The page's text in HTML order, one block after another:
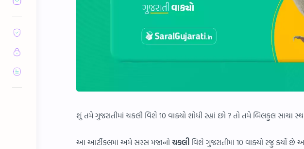
શું તમે ગુજરાતીમાં ચકલી વિશે 10 વાક્યો શોધી રહ્યાં છો ? તો તમે બિલકુલ સાચા
આ આર્ટીકલમાં અમે સરસ મજાનો ચકલી વિશે ગુજરાતીમાં 10 વાક્યો રજુ કર્યો